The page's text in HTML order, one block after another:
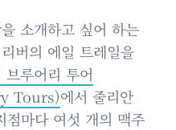
소개하고 싶어 하는
버의 에일 트레일을
브루어리 투어
Tours)에서 줄리안
마다 여섯 개의 맥주